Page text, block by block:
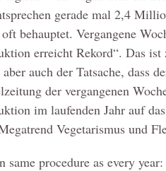
gerade mal 2,4
behauptet. Vergangene
erreicht Rekord“. Das
auch der Tatsache, dass
der vergangenen
im laufenden Jahr auf
Vegetarismus und
same procedure as every